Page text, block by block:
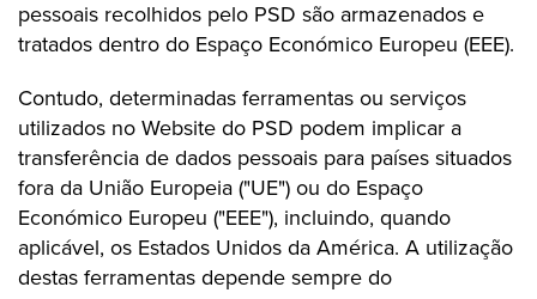
pessoais recolhidos pelo PSD são armazenados e
tratados dentro do Espaço Económico Europeu (EEE).
Contudo, determinadas ferramentas ou serviços
utilizados no Website do PSD podem implicar a
transferência de dados pessoais para países situados
fora da União Europeia ("UE") ou do Espaço
Económico Europeu ("EEE"), incluindo, quando
aplicável, os Estados Unidos da América. A utilização
destas ferramentas depende sempre do